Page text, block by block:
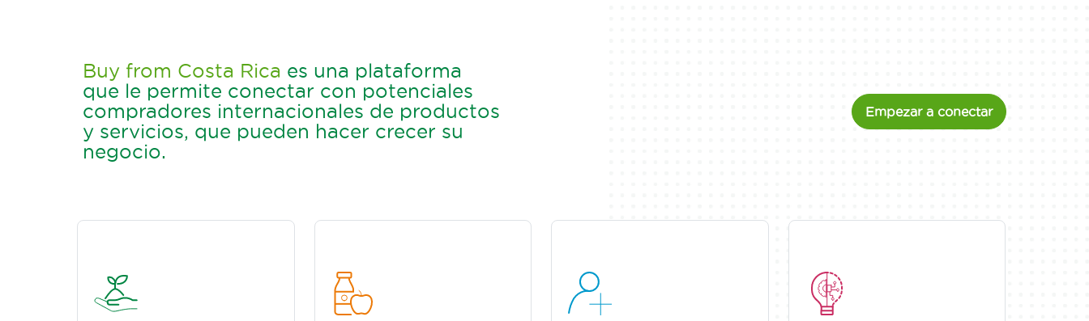
Buy from Costa Rica es una plataforma
que le permite conectar con potenciales
compradores internacionales de productos
y servicios, que pueden hacer crecer su
negocio.
Empezar a conectar